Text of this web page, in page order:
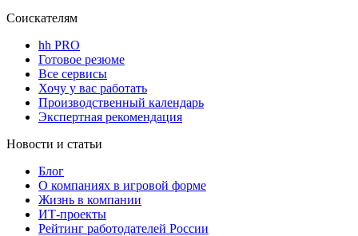
Соискателям
hh PRO
Готовое резюме
Все сервисы
Хочу у вас работать
Производственный календарь
Экспертная рекомендация
Новости и статьи
Блог
О компаниях в игровой форме
Жизнь в компании
ИТ-проекты
Рейтинг работодателей России